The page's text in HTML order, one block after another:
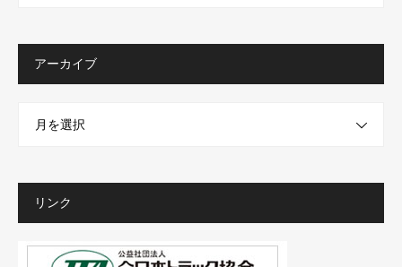
アーカイブ
月を選択
リンク